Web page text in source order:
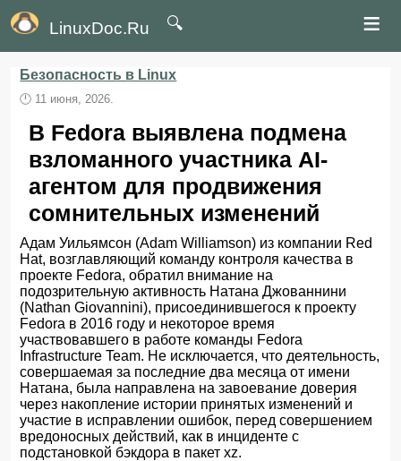
LinuxDoc.Ru 🔍 ≡
Безопасность в Linux
🕛 11 июня, 2026.
В Fedora выявлена подмена
взломанного участника AI-
агентом для продвижения
сомнительных изменений
Адам Уильямсон (Adam Williamson) из компании Red
Hat, возглавляющий команду контроля качества в
проекте Fеdora, обратил внимание на
подозрительную активность Натана Джованнини
(Nathan Giovannini), присоединившегося к проекту
Fedora в 2016 году и некоторое время
участвовавшего в работе команды Fedora
Infrastructure Team. Не исключается, что деятельность,
совершаемая за последние два месяца от имени
Натана, была направлена на завоевание доверия
через накопление истории принятых изменений и
участие в исправлении ошибок, перед совершением
вредоносных действий, как в инциденте с
подстановкой бэкдора в пакет xz.